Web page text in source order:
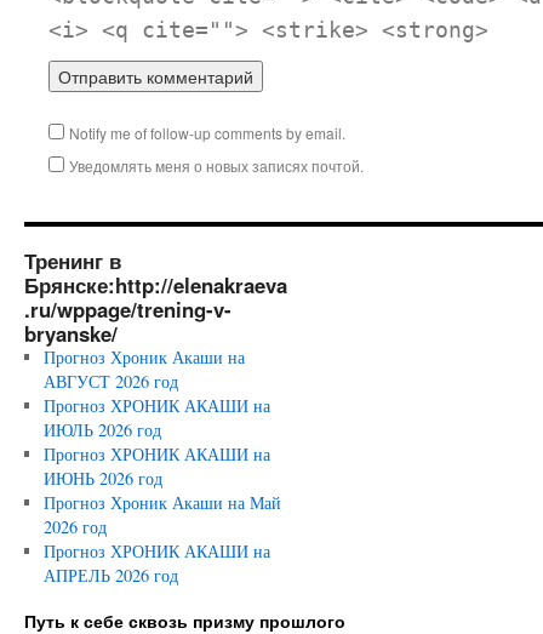
<i> <q cite=""> <strike> <strong>
Notify me of follow-up comments by email.
Уведомлять меня о новых записях почтой.
Тренинг в
Брянске:http://elenakraeva
.ru/wppage/trening-v-
bryanske/
Прогноз Хроник Акаши на
АВГУСТ 2026 год
Прогноз ХРОНИК АКАШИ на
ИЮЛЬ 2026 год
Прогноз ХРОНИК АКАШИ на
ИЮНЬ 2026 год
Прогноз Хроник Акаши на Май
2026 год
Прогноз ХРОНИК АКАШИ на
АПРЕЛЬ 2026 год
Путь к себе сквозь призму прошлого